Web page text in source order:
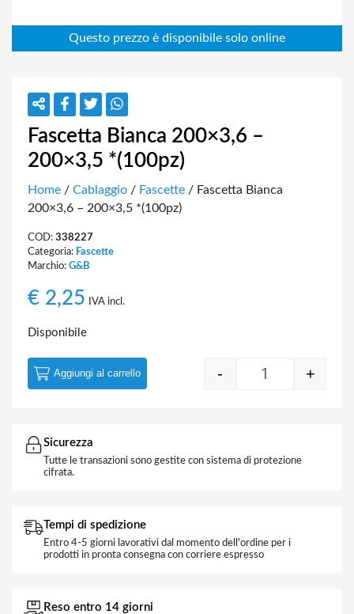
Fascetta Bianca 200×3,6 –
200×3,5 *(100pz)
Home / Cablaggio / Fascette / Fascetta Bianca
200×3,6 – 200×3,5 *(100pz)
COD: 338227
Categoria: Fascette
Marchio: G&B
€ 2,25 IVA incl.
Disponibile
Fascetta
- +
Aggiungi al carrello
Sicurezza
Tutte le transazioni sono gestite con sistema di protezione
cifrata.
Tempi di spedizione
Entro 4-5 giorni lavorativi dal momento dell'ordine per i
prodotti in pronta consegna con corriere espresso
Reso entro 14 giorni